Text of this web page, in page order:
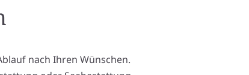
nach Ihren Wünschen.